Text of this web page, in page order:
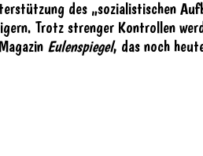
des „sozialistischen
Trotz strenger Kontrollen
Eulenspiegel, das noch